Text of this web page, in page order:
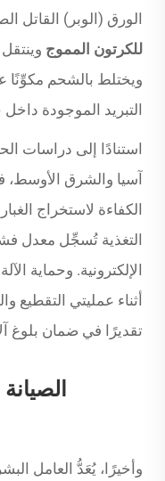
الورق (الوبر) القاتل
للكرتون المموج
ويختلط بالشحم مكوِّنًا
التبريد الموجودة
استنادًا إلى دراسات
آسيا والشرق الأوسط،
الكفاءة لاستخراج
الإلكترونية. وحماية
أثناء عمليتي التقطيع
تقديرًا في ضمان بلوغ
وأخيرًا، يُعَدُّ العامل